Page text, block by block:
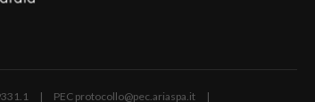
| PEC protocollo@pec.ariaspa.it |